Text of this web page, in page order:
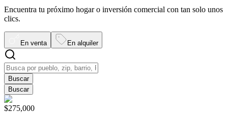
Encuentra tu próximo hogar o inversión comercial con tan solo unos
clics.
En venta En alquiler
Buscar
Buscar
$275,000